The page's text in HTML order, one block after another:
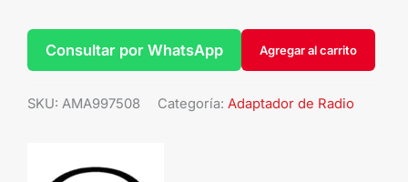
Agregar al carrito
Consultar por WhatsApp
SKU: AMA997508 Categoría: Adaptador de Radio